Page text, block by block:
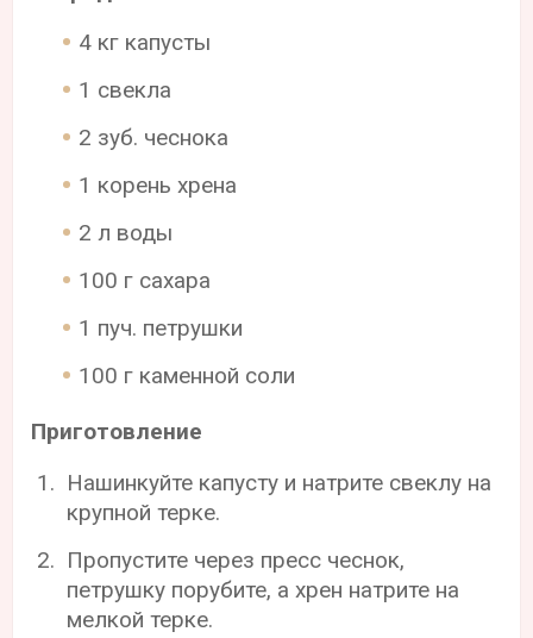
4 кг капусты
1 свекла
2 зуб. чеснока
1 корень хрена
2 л воды
100 г сахара
1 пуч. петрушки
100 г каменной соли
Приготовление
Нашинкуйте капусту и натрите свеклу на
крупной терке.
Пропустите через пресс чеснок,
петрушку порубите, а хрен натрите на
мелкой терке.